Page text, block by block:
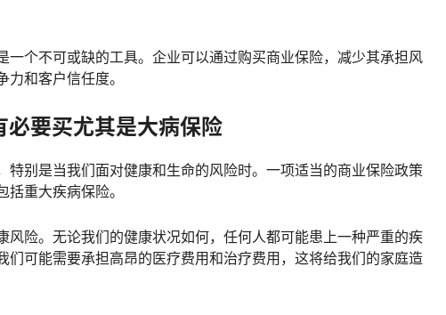
一个不可或缺的工具。企业可以通过购买商业保险，减少其承担风
和客户信任度。
要买尤其是大病保险
特别是当我们面对健康和生命的风险时。一项适当的商业保险政策
重大疾病保险。
风险。无论我们的健康状况如何，任何人都可能患上一种严重的疾
们可能需要承担高昂的医疗费用和治疗费用，这将给我们的家庭造